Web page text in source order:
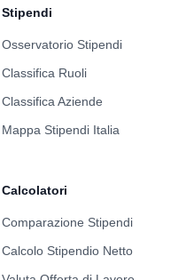
Stipendi
Osservatorio Stipendi
Classifica Ruoli
Classifica Aziende
Mappa Stipendi Italia
Calcolatori
Comparazione Stipendi
Calcolo Stipendio Netto